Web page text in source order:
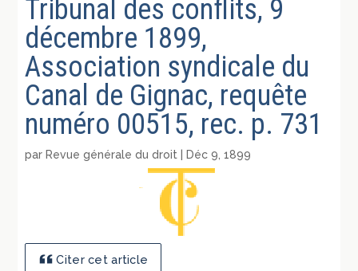
Tribunal des conflits, 9
décembre 1899,
Association syndicale du
Canal de Gignac, requête
numéro 00515, rec. p. 731
par Revue générale du droit Déc 9, 1899
Citer cet article